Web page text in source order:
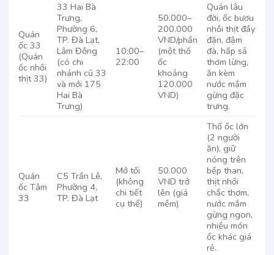
Quán
ốc 33
(Quán
ốc nhồi
thịt 33)
33 Hai Bà
Trưng,
Phường 6,
TP. Đà Lạt,
Lâm Đồng
(có chi
nhánh cũ 33
và mới 175
Hai Bà
Trưng)
10:00–
22:00
50.000–
200.000
VND/phần
(một thố
ốc
khoảng
120.000
VND)
Quán lâu
đời, ốc bươu
nhồi thịt đầy
đặn, đậm
đà, hấp sả
thơm lừng,
ăn kèm
nước mắm
gừng đặc
trưng.
Quán
ốc Tâm
33
C5 Trần Lê,
Phường 4,
TP. Đà Lạt
Mở tối
(không
chi tiết
cụ thể)
50.000
VND trở
lên (giá
mềm)
Thố ốc lớn
(2 người
ăn), giữ
nóng trên
bếp than,
thịt nhồi
chắc thơm,
nước mắm
gừng ngon,
nhiều món
ốc khác giá
rẻ.